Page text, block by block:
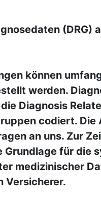
(DRG)
können
werden.
Diagnosis
codiert. Die
an uns. Zur
Grundlage für die
medizinischer
Versicherer.